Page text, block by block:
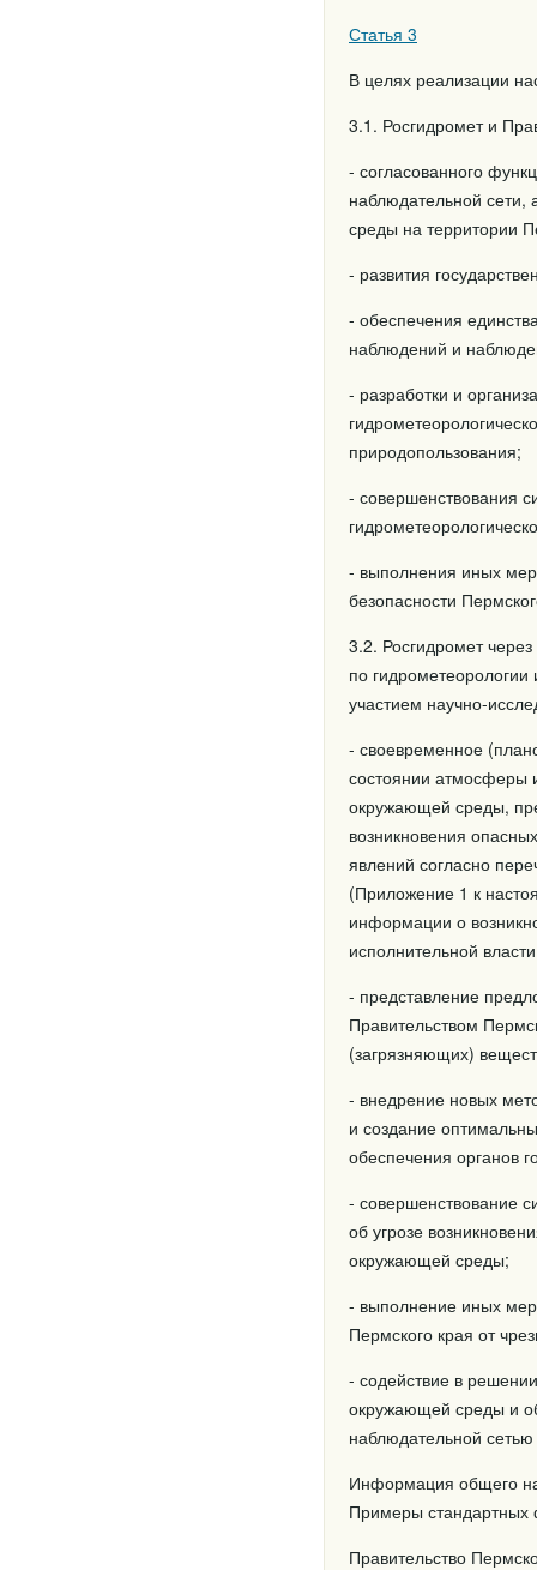
Статья 3
В целях реализации
3.1. Росгидромет и
- согласованного
наблюдательной
среды на территории
- развития
- обеспечения
наблюдений и
- разработки и
природопользования;
- совершенствования
- выполнения иных
безопасности
3.2. Росгидромет
по
участием научно-
- своевременное
состоянии атмосферы
окружающей среды,
возникновения
явлений согласно
(Приложение 1 к
информации о
исполнительной
- представление
Правительством
(загрязняющих)
- внедрение новых
и создание
обеспечения органов
- совершенствование
об угрозе
окружающей среды;
- выполнение иных
Пермского края от
- содействие в
окружающей среды и
наблюдательной
Информация общего
Примеры
Правительство